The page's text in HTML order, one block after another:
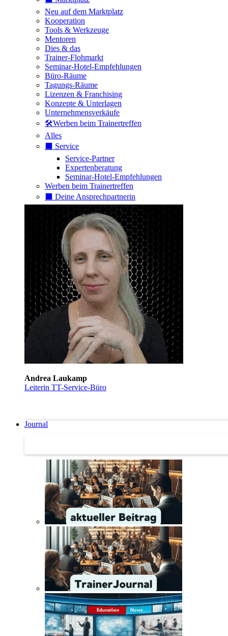
Neu auf dem Marktplatz
Kooperation
Tools & Werkzeuge
Mentoren
Dies & das
Trainer-Flohmarkt
Seminar-Hotel-Empfehlungen
Büro-Räume
Tagungs-Räume
Lizenzen & Franchising
Konzepte & Unterlagen
Unternehmensverkäufe
🛠️Werben beim Trainertreffen
Alles
⬛️ Service
Service-Partner
Expertenberatung
Seminar-Hotel-Empfehlungen
Werben beim Trainertreffen
⬛️ Deine Ansprechpartnerin
Andrea Laukamp
Leiterin TT-Service-Büro
Journal